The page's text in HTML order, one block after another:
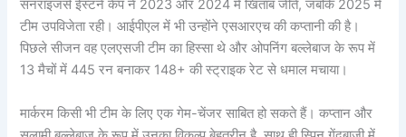
सनराइजर्स ईस्टर्न केप ने 2023 और 2024 में खिताब जीते, जबकि 2025 में
टीम उपविजेता रही। आईपीएल में भी उन्होंने एसआरएच की कप्तानी की है।
पिछले सीजन वह एलएसजी टीम का हिस्सा थे और ओपनिंग बल्लेबाज के रूप में
13 मैचों में 445 रन बनाकर 148+ की स्ट्राइक रेट से धमाल मचाया।
मार्करम किसी भी टीम के लिए एक गेम-चेंजर साबित हो सकते हैं। कप्तान और